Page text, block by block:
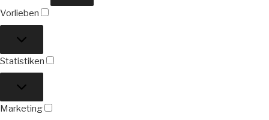
Vorlieben
Statistiken
Marketing